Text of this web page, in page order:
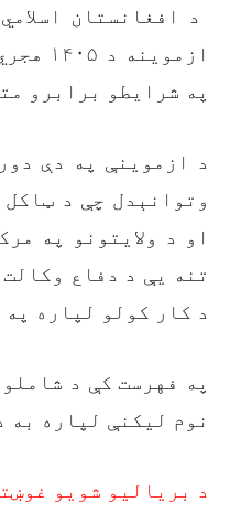
د افغانستان
په شرایطو برابرو
وتوانېدل چې د
تنه یې د دفاع
د کار کولو لپاره
په فهرست کې د
نوم لیکنې لپاره به
د بریالیو شویو